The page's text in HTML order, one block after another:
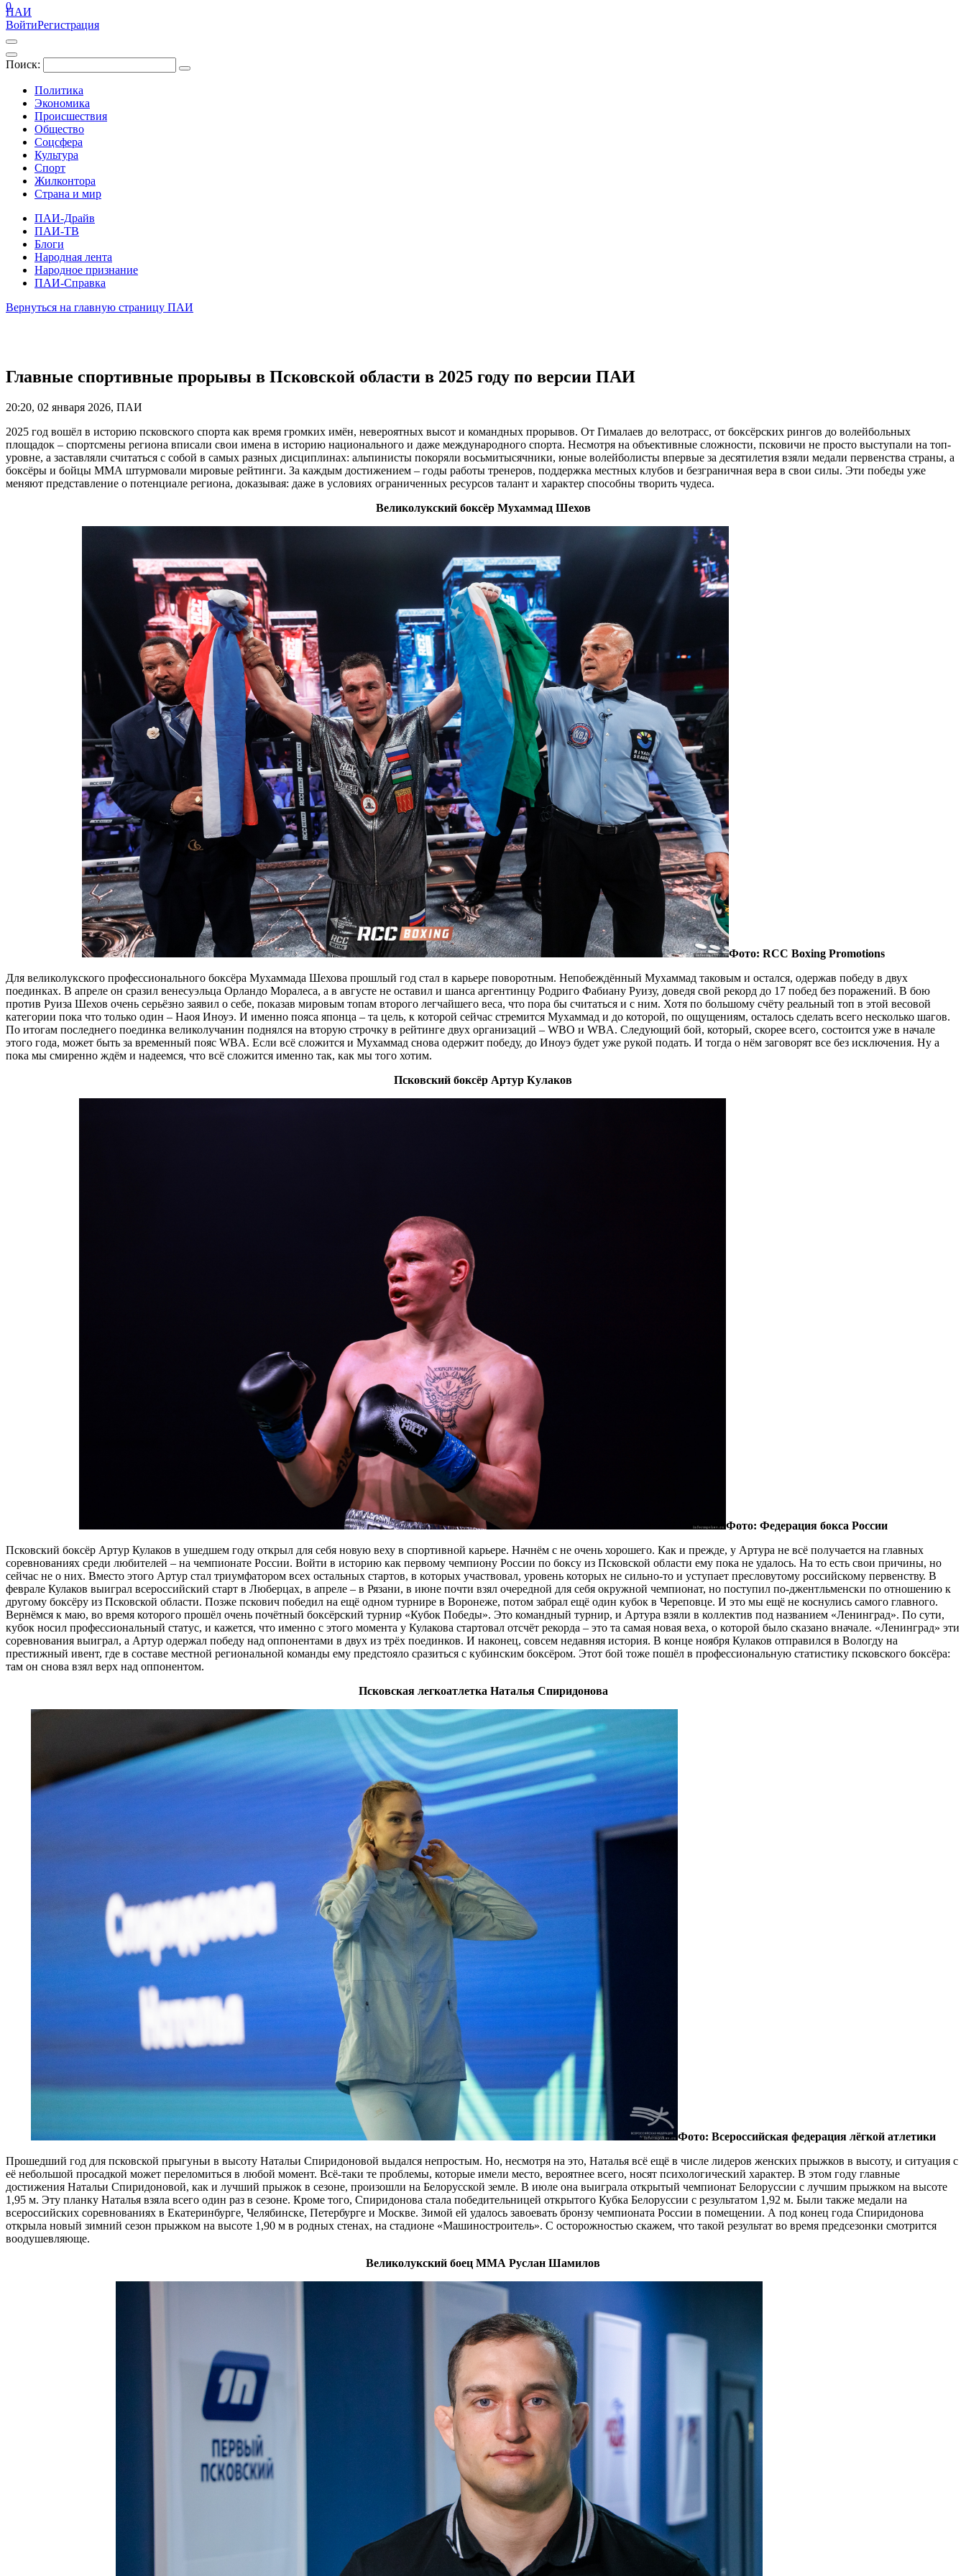
ПАИ
ВойтиРегистрация
Поиск:
Политика
Экономика
Происшествия
Общество
Соцсфера
Культура
Спорт
Жилконтора
Страна и мир
ПАИ-Драйв
ПАИ-ТВ
Блоги
Народная лента
Народное признание
ПАИ-Справка
0
Вернуться на главную страницу ПАИ
Главные спортивные прорывы в Псковской области в 2025 году по версии ПАИ
20:20, 02 января 2026, ПАИ
2025 год вошёл в историю псковского спорта как время громких имён, невероятных высот и командных прорывов. От Гималаев до велотрасс, от боксёрских рингов до волейбольных
площадок – спортсмены региона вписали свои имена в историю национального и даже международного спорта. Несмотря на объективные сложности, псковичи не просто выступали на топ-
уровне, а заставляли считаться с собой в самых разных дисциплинах: альпинисты покоряли восьмитысячники, юные волейболисты впервые за десятилетия взяли медали первенства страны, а
боксёры и бойцы ММА штурмовали мировые рейтинги. За каждым достижением – годы работы тренеров, поддержка местных клубов и безграничная вера в свои силы. Эти победы уже
меняют представление о потенциале региона, доказывая: даже в условиях ограниченных ресурсов талант и характер способны творить чудеса.
Великолукский боксёр Мухаммад Шехов
Фото: RCC Boxing Promotions
Для великолукского профессионального боксёра Мухаммада Шехова прошлый год стал в карьере поворотным. Непобеждённый Мухаммад таковым и остался, одержав победу в двух
поединках. В апреле он сразил венесуэльца Орландо Моралеса, а в августе не оставил и шанса аргентинцу Родриго Фабиану Руизу, доведя свой рекорд до 17 побед без поражений. В бою
против Руиза Шехов очень серьёзно заявил о себе, показав мировым топам второго легчайшего веса, что пора бы считаться и с ним. Хотя по большому счёту реальный топ в этой весовой
категории пока что только один – Наоя Иноуэ. И именно пояса японца – та цель, к которой сейчас стремится Мухаммад и до которой, по ощущениям, осталось сделать всего несколько шагов.
По итогам последнего поединка великолучанин поднялся на вторую строчку в рейтинге двух организаций – WBO и WBA. Следующий бой, который, скорее всего, состоится уже в начале
этого года, может быть за временный пояс WBA. Если всё сложится и Мухаммад снова одержит победу, до Иноуэ будет уже рукой подать. И тогда о нём заговорят все без исключения. Ну а
пока мы смиренно ждём и надеемся, что всё сложится именно так, как мы того хотим.
Псковский боксёр Артур Кулаков
Фото: Федерация бокса России
Псковский боксёр Артур Кулаков в ушедшем году открыл для себя новую веху в спортивной карьере. Начнём с не очень хорошего. Как и прежде, у Артура не всё получается на главных
соревнованиях среди любителей – на чемпионате России. Войти в историю как первому чемпиону России по боксу из Псковской области ему пока не удалось. На то есть свои причины, но
сейчас не о них. Вместо этого Артур стал триумфатором всех остальных стартов, в которых участвовал, уровень которых не сильно-то и уступает пресловутому российскому первенству. В
феврале Кулаков выиграл всероссийский старт в Люберцах, в апреле – в Рязани, в июне почти взял очередной для себя окружной чемпионат, но поступил по-джентльменски по отношению к
другому боксёру из Псковской области. Позже пскович победил на ещё одном турнире в Воронеже, потом забрал ещё один кубок в Череповце. И это мы ещё не коснулись самого главного.
Вернёмся к маю, во время которого прошёл очень почётный боксёрский турнир «Кубок Победы». Это командный турнир, и Артура взяли в коллектив под названием «Ленинград». По сути,
кубок носил профессиональный статус, и кажется, что именно с этого момента у Кулакова стартовал отсчёт рекорда – это та самая новая веха, о которой было сказано вначале. «Ленинград» эти
соревнования выиграл, а Артур одержал победу над оппонентами в двух из трёх поединков. И наконец, совсем недавняя история. В конце ноября Кулаков отправился в Вологду на
престижный ивент, где в составе местной региональной команды ему предстояло сразиться с кубинским боксёром. Этот бой тоже пошёл в профессиональную статистику псковского боксёра:
там он снова взял верх над оппонентом.
Псковская легкоатлетка Наталья Спиридонова
Фото: Всероссийская федерация лёгкой атлетики
Прошедший год для псковской прыгуньи в высоту Натальи Спиридоновой выдался непростым. Но, несмотря на это, Наталья всё ещё в числе лидеров женских прыжков в высоту, и ситуация с
её небольшой просадкой может переломиться в любой момент. Всё-таки те проблемы, которые имели место, вероятнее всего, носят психологический характер. В этом году главные
достижения Натальи Спиридоновой, как и лучший прыжок в сезоне, произошли на Белорусской земле. В июле она выиграла открытый чемпионат Белоруссии с лучшим прыжком на высоте
1,95 м. Эту планку Наталья взяла всего один раз в сезоне. Кроме того, Спиридонова стала победительницей открытого Кубка Белоруссии с результатом 1,92 м. Были также медали на
всероссийских соревнованиях в Екатеринбурге, Челябинске, Петербурге и Москве. Зимой ей удалось завоевать бронзу чемпионата России в помещении. А под конец года Спиридонова
открыла новый зимний сезон прыжком на высоте 1,90 м в родных стенах, на стадионе «Машиностроитель». С осторожностью скажем, что такой результат во время предсезонки смотрится
воодушевляюще.
Великолукский боец ММА Руслан Шамилов